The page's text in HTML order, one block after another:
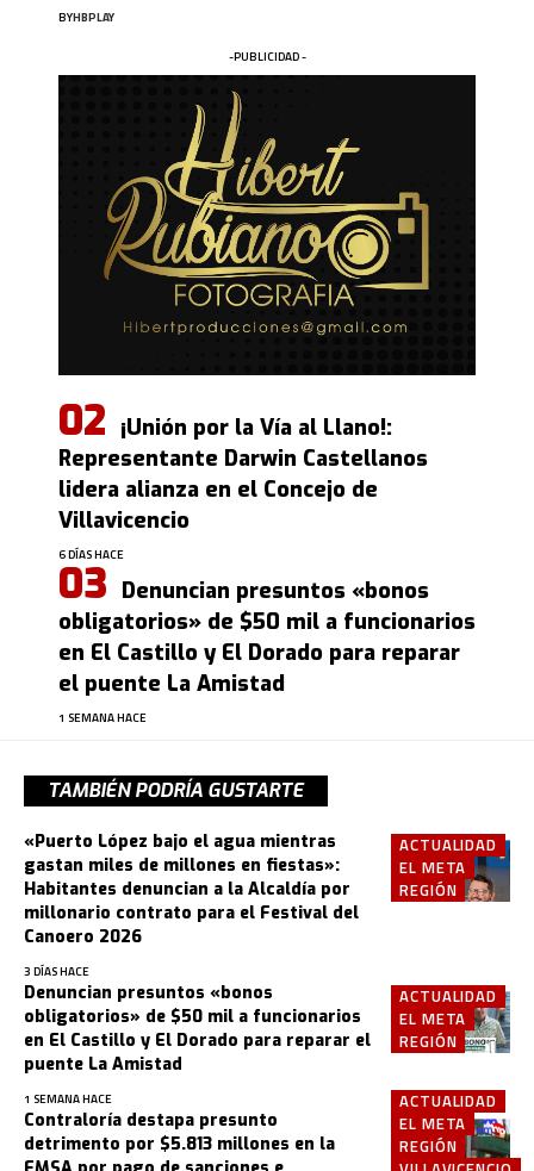
BYHBPLAY
-PUBLICIDAD -
¡Unión por la Vía al Llano!:
Representante Darwin Castellanos
lidera alianza en el Concejo de
Villavicencio
6 DÍAS HACE
Denuncian presuntos «bonos
obligatorios» de $50 mil a funcionarios
en El Castillo y El Dorado para reparar
el puente La Amistad
1 SEMANA HACE
TAMBIÉN PODRÍA GUSTARTE
ACTUALIDAD
EL META
REGIÓN
«Puerto López bajo el agua mientras
gastan miles de millones en fiestas»:
Habitantes denuncian a la Alcaldía por
millonario contrato para el Festival del
Canoero 2026
3 DÍAS HACE
ACTUALIDAD
EL META
REGIÓN
Denuncian presuntos «bonos
obligatorios» de $50 mil a funcionarios
en El Castillo y El Dorado para reparar el
puente La Amistad
1 SEMANA HACE
ACTUALIDAD
EL META
REGIÓN
Contraloría destapa presunto
detrimento por $5.813 millones en la